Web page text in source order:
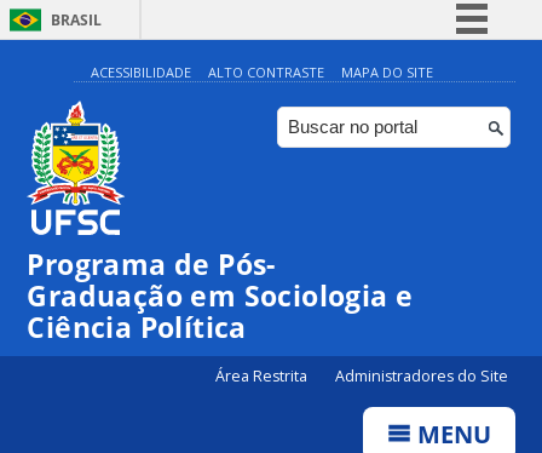
BRASIL
Simplifique!
Comunica BR
Participe
ACESSIBILIDADE ALTO CONTRASTE MAPA DO SITE
Programa de Pós-
Graduação em Sociologia e
Ciência Política
Área Restrita Administradores do Site
MENU